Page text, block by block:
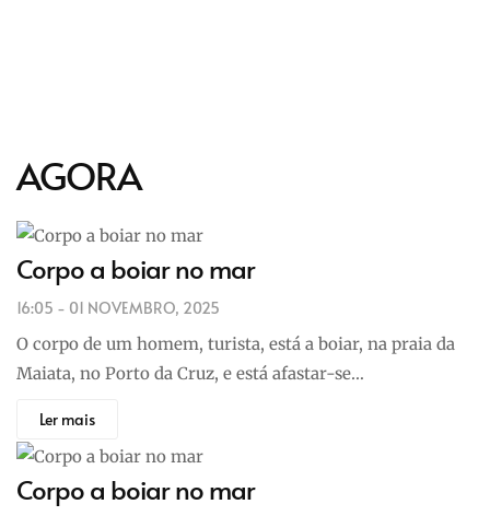
AGORA
Corpo a boiar no mar
16:05 - 01 NOVEMBRO, 2025
O corpo de um homem, turista, está a boiar, na praia da
Maiata, no Porto da Cruz, e está afastar-se…
Ler mais
Corpo a boiar no mar